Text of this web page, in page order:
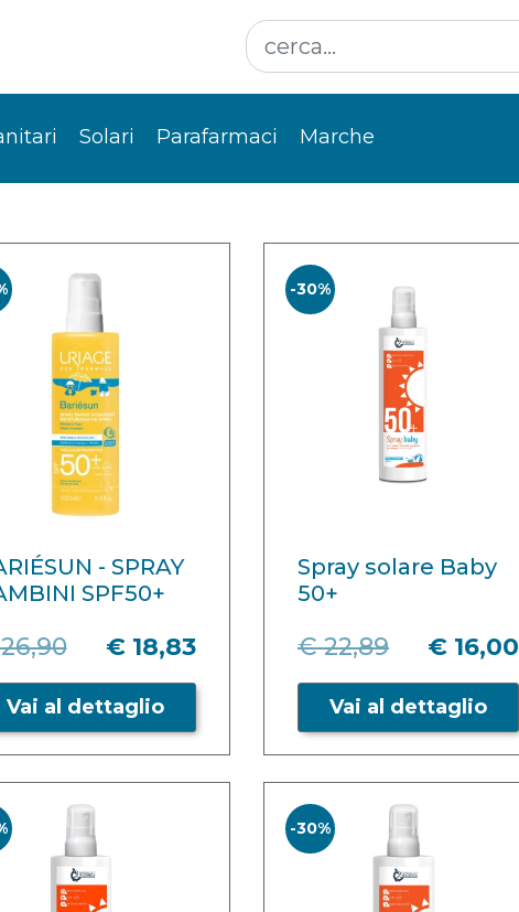
Solari Parafarmaci Marche
- SPRAY
SPF50+
€ 18,83
Vai al dettaglio
-30%
Spray solare Baby
50+
€ 22,89 € 16,00
Vai al dettaglio
-30%